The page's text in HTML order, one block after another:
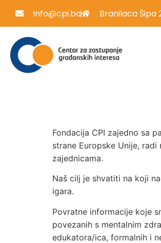
info@cpi.ba Branilaca Šipa
Fondacija CPI zajedno sa
strane Europske Unije,
zajednicama.
Naš cilj je shvatiti na koji
igara.
Povratne informacije koje
povezanih s mentalnim
edukatora/ica, formalnih i